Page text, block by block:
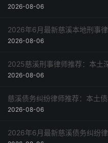
2026-08-06
2026年6月最新慈溪本地刑事
2026-08-06
2025慈溪刑事律师推荐：本土
2026-08-06
慈溪债务纠纷律师推荐：本土
2026-08-06
2026年6月最新慈溪债务纠纷